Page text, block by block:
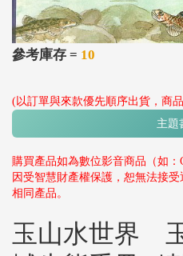
參考庫存 = 10
(以訂單與來款優先順序出貨，商
主題
購買產品如為數位影音商品（如：
因受智慧財產權保護，恕無法接
相同產品。
玉山水世界